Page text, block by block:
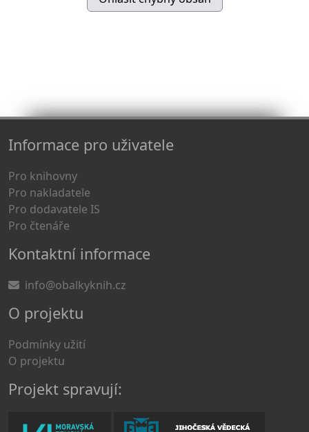
Informace pro uživatele
Pro knihovny
Pro nakladatele
Pro dodavatele IS
Pro čtenáře
Kontaktní informace
info@obalkyknih.cz
O projektu
Podmínky užití
O projektu
Projekt spravují: